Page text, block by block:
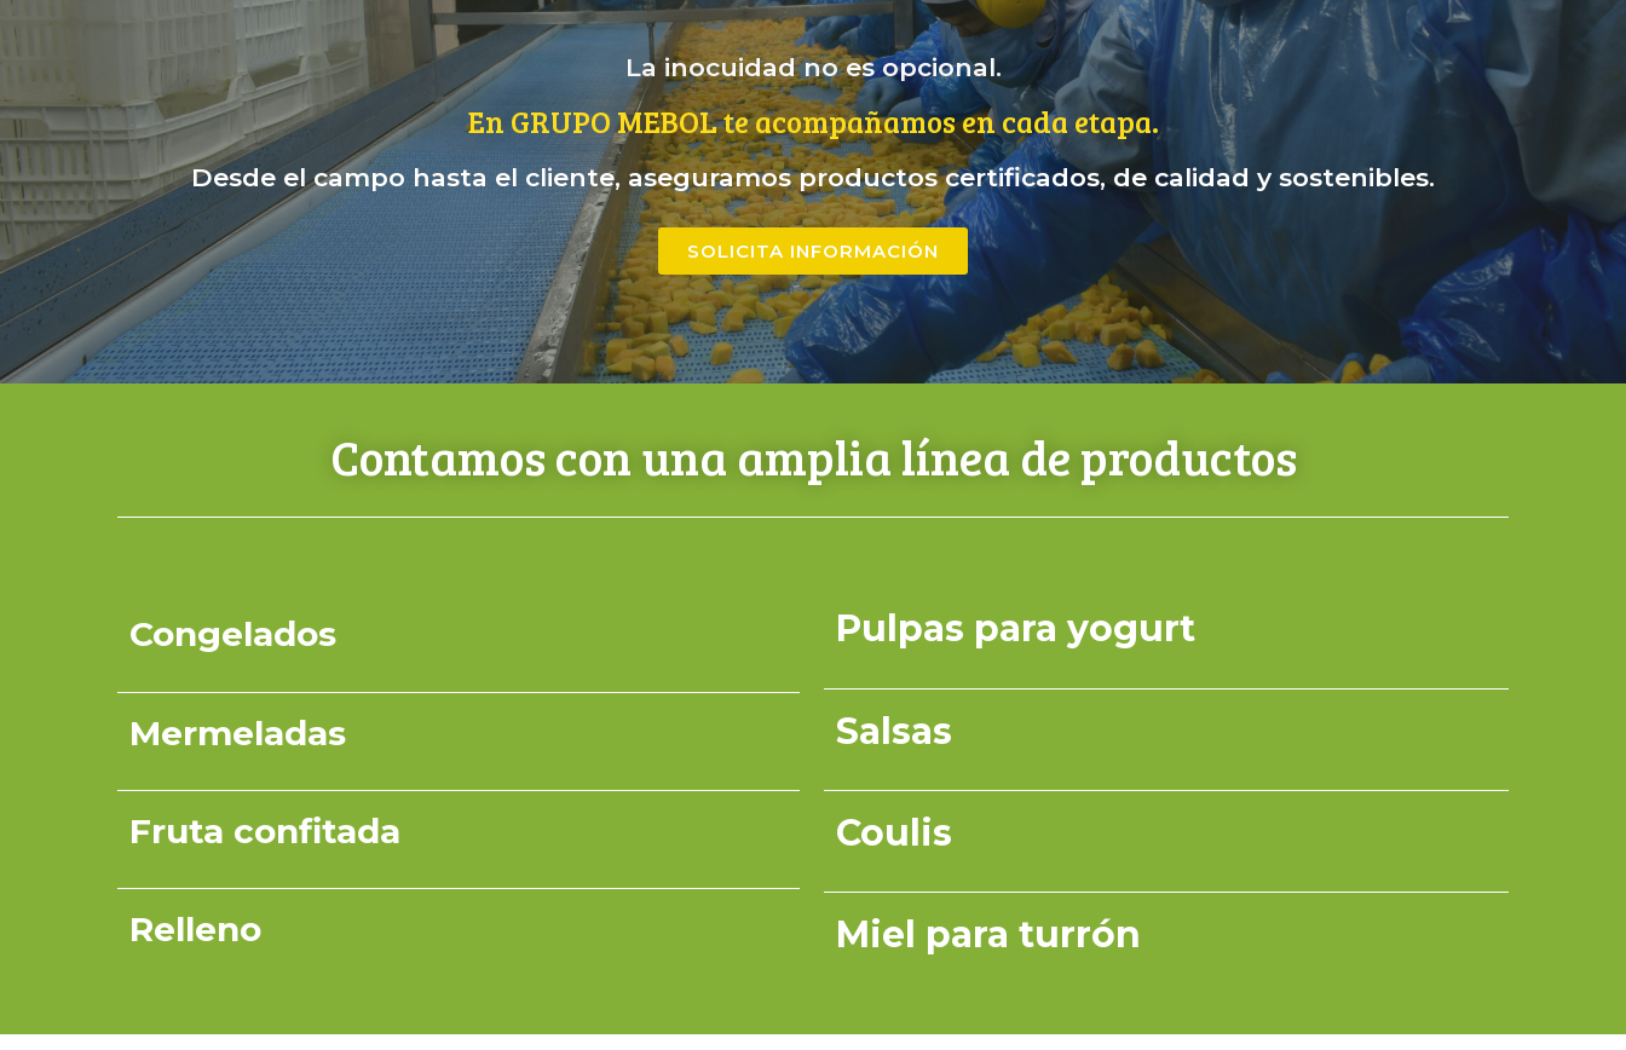
La inocuidad no es opcional.
En GRUPO MEBOL te acompañamos en cada etapa.
Desde el campo hasta el cliente, aseguramos productos certificados, de calidad y sostenibles.
SOLICITA INFORMACIÓN
Contamos con una amplia línea de productos
Congelados
Mermeladas
Fruta confitada
Relleno
Pulpas para yogurt
Salsas
Coulis
Miel para turrón